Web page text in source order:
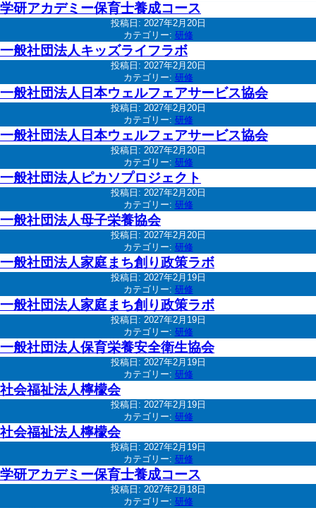
学研アカデミー保育士養成コース
投稿日: 2027年2月20日
カテゴリー: 研修
一般社団法人キッズライフラボ
投稿日: 2027年2月20日
カテゴリー: 研修
一般社団法人日本ウェルフェアサービス協会
投稿日: 2027年2月20日
カテゴリー: 研修
一般社団法人日本ウェルフェアサービス協会
投稿日: 2027年2月20日
カテゴリー: 研修
一般社団法人ピカソプロジェクト
投稿日: 2027年2月20日
カテゴリー: 研修
一般社団法人母子栄養協会
投稿日: 2027年2月20日
カテゴリー: 研修
一般社団法人家庭まち創り政策ラボ
投稿日: 2027年2月19日
カテゴリー: 研修
一般社団法人家庭まち創り政策ラボ
投稿日: 2027年2月19日
カテゴリー: 研修
一般社団法人保育栄養安全衛生協会
投稿日: 2027年2月19日
カテゴリー: 研修
社会福祉法人檸檬会
投稿日: 2027年2月19日
カテゴリー: 研修
社会福祉法人檸檬会
投稿日: 2027年2月19日
カテゴリー: 研修
学研アカデミー保育士養成コース
投稿日: 2027年2月18日
カテゴリー: 研修